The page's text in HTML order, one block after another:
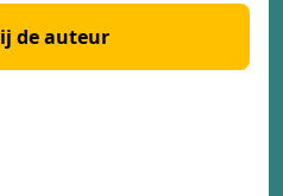
de auteur